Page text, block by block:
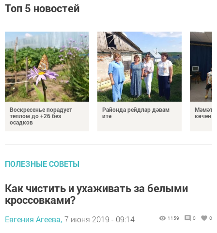
Топ 5 новостей
Воскресенье порадует
теплом до +26 без
осадков
Районда рейдлар дәвам
итә
көчен
ПОЛЕЗНЫЕ СОВЕТЫ
Как чистить и ухаживать за белыми
кроссовками?
Евгения Агеева, 7 июня 2019 - 09:14 1159 0 0